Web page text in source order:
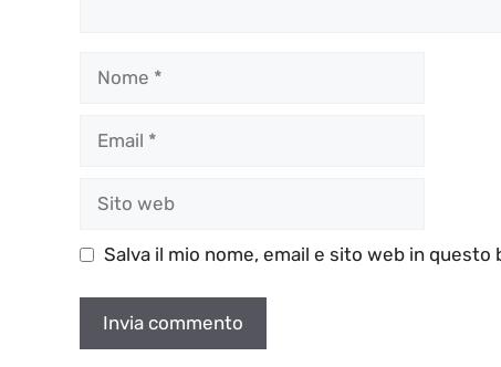
Salva il mio nome, email e sito web in